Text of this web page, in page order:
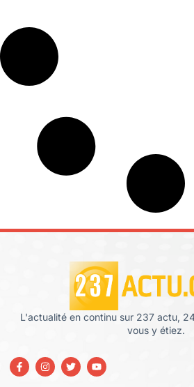
L'actualité en continu sur 237 actu,
vous y étiez.